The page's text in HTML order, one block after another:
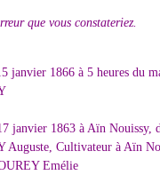
que vous constateriez.
janvier 1866 à 5 heures du
janvier 1863 à Aïn Nouissy,
Auguste, Cultivateur à Aïn
Emélie